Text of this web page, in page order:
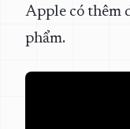
Apple có thêm
phẩm.